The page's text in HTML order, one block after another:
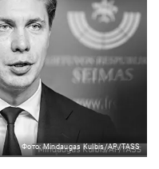
Фото: Mindaugas Kulbis/AP/TASS